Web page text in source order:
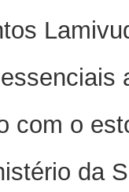
com o
da